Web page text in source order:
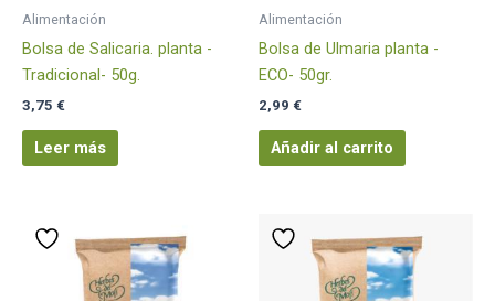
Alimentación
Bolsa de Salicaria. planta -
Tradicional- 50g.
3,75 €
Leer más
Alimentación
Bolsa de Ulmaria planta -
ECO- 50gr.
2,99 €
Añadir al carrito